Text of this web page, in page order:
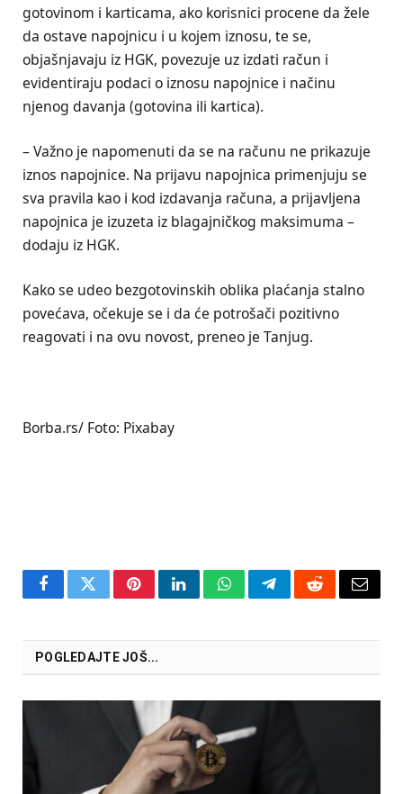
gotovinom i karticama, ako korisnici procene da žele
da ostave napojnicu i u kojem iznosu, te se,
objašnjavaju iz HGK, povezuje uz izdati račun i
evidentiraju podaci o iznosu napojnice i načinu
njenog davanja (gotovina ili kartica).
– Važno je napomenuti da se na računu ne prikazuje
iznos napojnice. Na prijavu napojnica primenjuju se
sva pravila kao i kod izdavanja računa, a prijavljena
napojnica je izuzeta iz blagajničkog maksimuma –
dodaju iz HGK.
Kako se udeo bezgotovinskih oblika plaćanja stalno
povećava, očekuje se i da će potrošači pozitivno
reagovati i na ovu novost, preneo je Tanjug.
Borba.rs/ Foto: Pixabay
FacebookTwitterPinterestLinkedInWhatsAppTelegramRedditEmail
POGLEDAJTE JOŠ...